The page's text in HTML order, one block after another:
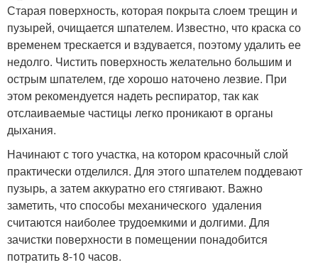
Старая поверхность, которая покрыта слоем трещин и
пузырей, очищается шпателем. Известно, что краска со
временем трескается и вздувается, поэтому удалить ее
недолго. Чистить поверхность желательно большим и
острым шпателем, где хорошо наточено лезвие. При
этом рекомендуется надеть респиратор, так как
отслаиваемые частицы легко проникают в органы
дыхания.
Начинают с того участка, на котором красочный слой
практически отделился. Для этого шпателем поддевают
пузырь, а затем аккуратно его стягивают. Важно
заметить, что способы механического удаления
считаются наиболее трудоемкими и долгими. Для
зачистки поверхности в помещении понадобится
потратить 8-10 часов.